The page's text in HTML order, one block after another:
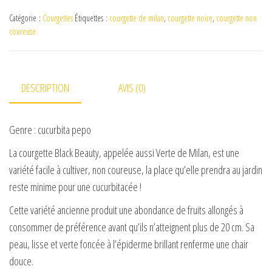
Catégorie : Courgettes Étiquettes : courgette de milan, courgette noire, courgette non
coureuse
DESCRIPTION AVIS (0)
Genre : cucurbita pepo
La courgette Black Beauty, appelée aussi Verte de Milan, est une
variété facile à cultiver, non coureuse, la place qu’elle prendra au jardin
reste minime pour une cucurbitacée !
Cette variété ancienne produit une abondance de fruits allongés à
consommer de préférence avant qu’ils n’atteignent plus de 20 cm. Sa
peau, lisse et verte foncée à l’épiderme brillant renferme une chair
douce.